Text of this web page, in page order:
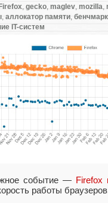
gecko maglev mozilla
аллокатор памяти
IT-систем
событие — Firefox
работы